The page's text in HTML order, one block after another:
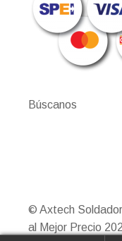
Búscanos
© Axtech
al Mejor Precio